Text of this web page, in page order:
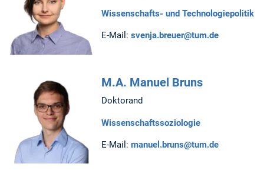
Wissenschafts- und Technologiepolitik
E-Mail: svenja.breuer@tum.de
M.A. Manuel Bruns
Doktorand
Wissenschaftssoziologie
E-Mail: manuel.bruns@tum.de